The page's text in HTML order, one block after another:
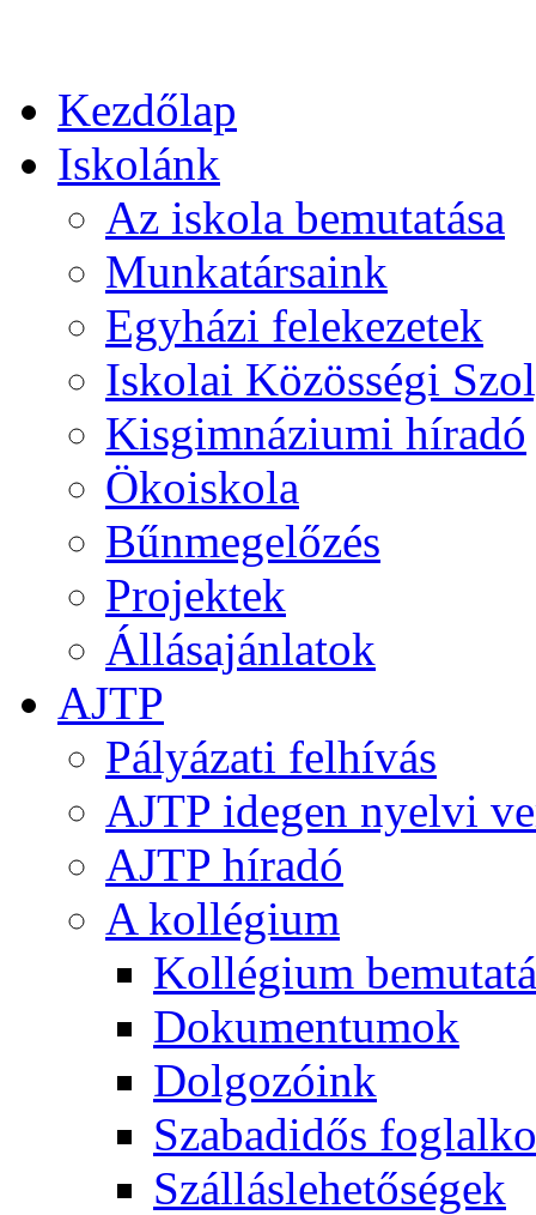
Kezdőlap
Iskolánk
Az iskola bemutatása
Munkatársaink
Egyházi felekezetek
Iskolai Közösségi
Kisgimnáziumi híradó
Ökoiskola
Bűnmegelőzés
Projektek
Állásajánlatok
AJTP
Pályázati felhívás
AJTP idegen nyelvi
AJTP híradó
A kollégium
Kollégium
Dokumentumok
Dolgozóink
Szabadidős
Szálláslehetőségek